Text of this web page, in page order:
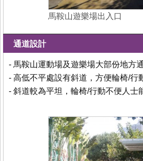
馬鞍山遊樂場出入口
通道設計
- 馬鞍山運動場及遊樂場大部份地方
- 高低不平處設有斜道，方便輪椅/行
- 斜道較為平坦，輪椅/行動不便人士